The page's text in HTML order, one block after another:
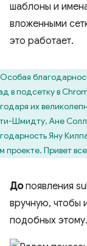
шаблоны и
вложенными
это работает.
Особая
в подсетку в
их
Шмидту, Ане
Яну
проекте. Привет
Допоявления
вручную, чтобы
подобных этому.